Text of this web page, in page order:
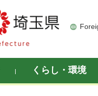
くらし・環境